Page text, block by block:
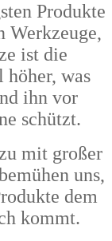
Produkte
Werkzeuge,
ist die
was
ihn vor
schützt.
mit großer
uns,
dem
kommt.